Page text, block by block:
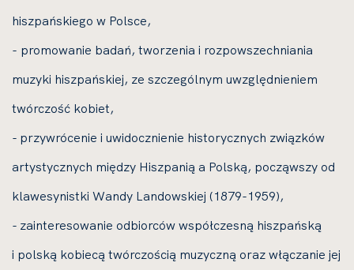
hiszpańskiego w Polsce,
- promowanie badań, tworzenia i rozpowszechniania
muzyki hiszpańskiej, ze szczególnym uwzględnieniem
twórczość kobiet,
- przywrócenie i uwidocznienie historycznych związków
artystycznych między Hiszpanią a Polską, począwszy od
klawesynistki Wandy Landowskiej (1879-1959),
- zainteresowanie odbiorców współczesną hiszpańską
i polską kobiecą twórczością muzyczną oraz włączanie jej